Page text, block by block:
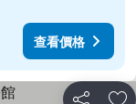
查看價格